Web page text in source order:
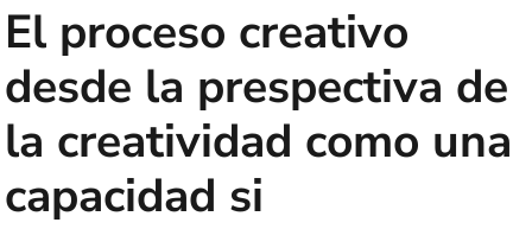
El proceso creativo
desde la prespectiva de
la creatividad como una
capacidad si